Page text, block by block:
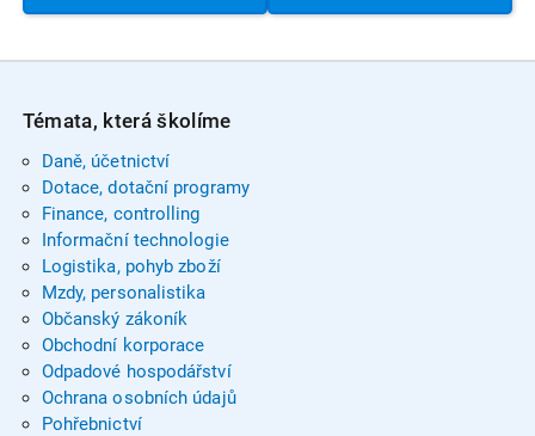
Témata, která školíme
Daně, účetnictví
Dotace, dotační programy
Finance, controlling
Informační technologie
Logistika, pohyb zboží
Mzdy, personalistika
Občanský zákoník
Obchodní korporace
Odpadové hospodářství
Ochrana osobních údajů
Pohřebnictví